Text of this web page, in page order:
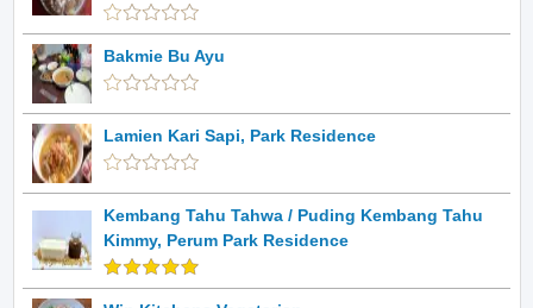
Bakmie Bu Ayu
Lamien Kari Sapi, Park Residence
Kembang Tahu Tahwa / Puding Kembang Tahu
Kimmy, Perum Park Residence